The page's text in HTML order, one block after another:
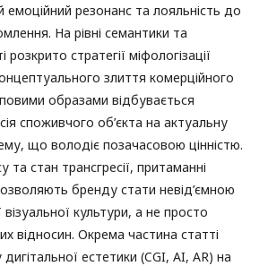
емоційний резонанс та лояльність до
На рівні семантики та
розкрито стратегії міфологізації
злиття комерційного
образами відбувається
споживчого об’єкта на актуальну
що володіє позачасовою цінністю.
та стан трансгресії, притаманні
бренду стати невід’ємною
культури, а не просто
відносин. Окрема частина статті
естетики (CGI, AI, AR) на